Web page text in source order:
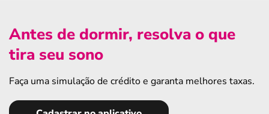
Antes de dormir, resolva o que
tira seu sono
Faça uma simulação de crédito e garanta melhores taxas.